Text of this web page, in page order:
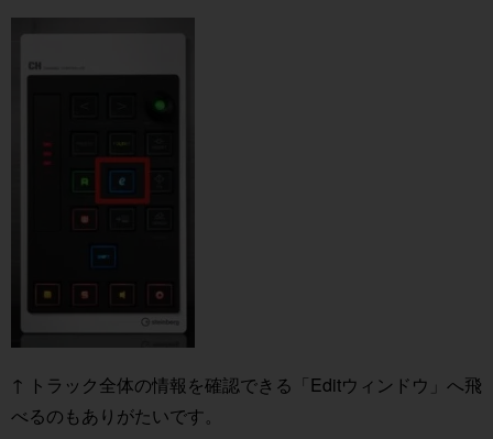
↑ トラック全体の情報を確認できる「Editウィンドウ」へ飛
べるのもありがたいです。